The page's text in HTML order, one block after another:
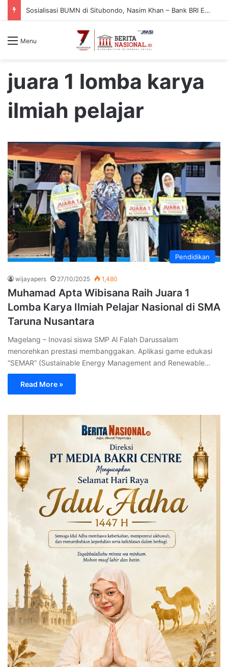
Sosialisasi BUMN di Situbondo, Nasim Khan – Bank BRI Edukasi Warga Cegah Penipuan Digital
Menu
juara 1 lomba karya
ilmiah pelajar
Pendidikan
wijayapers 27/10/2025 1,480
Muhamad Apta Wibisana Raih Juara 1
Lomba Karya Ilmiah Pelajar Nasional di SMA
Taruna Nusantara
Magelang – Inovasi siswa SMP Al Falah Darussalam
menorehkan prestasi membanggakan. Aplikasi game edukasi
“SEMAR” (Sustainable Energy Management and Renewable…
Read More »